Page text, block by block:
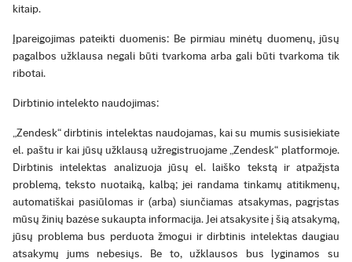
kitaip.
Įpareigojimas pateikti duomenis: Be pirmiau minėtų duomenų, jūsų
pagalbos užklausa negali būti tvarkoma arba gali būti tvarkoma tik
ribotai.
Dirbtinio intelekto naudojimas:
„Zendesk“ dirbtinis intelektas naudojamas, kai su mumis susisiekiate
el. paštu ir kai jūsų užklausą užregistruojame „Zendesk“ platformoje.
Dirbtinis intelektas analizuoja jūsų el. laiško tekstą ir atpažįsta
problemą, teksto nuotaiką, kalbą; jei randama tinkamų atitikmenų,
automatiškai pasiūlomas ir (arba) siunčiamas atsakymas, pagrįstas
mūsų žinių bazėse sukaupta informacija. Jei atsakysite į šią atsakymą,
jūsų problema bus perduota žmogui ir dirbtinis intelektas daugiau
atsakymų jums nebesiųs. Be to, užklausos bus lyginamos su